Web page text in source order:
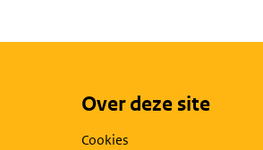
Over deze site
Cookies